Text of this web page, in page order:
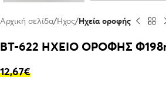
Αρχική σελίδα Ήχος Ηχεία οροφής
BT-622 ΗΧΕΙΟ ΟΡΟΦΗΣ
12,67€